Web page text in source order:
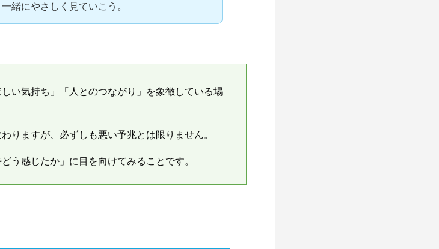
緒にやさしく見ていこう。
い気持ち」「人とのつながり」を象徴している場
りますが、必ずしも悪い予兆とは限りません。
う感じたか」に目を向けてみることです。